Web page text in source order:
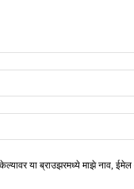
केल्यावर या ब्राउझरमध्ये माझे नाव,